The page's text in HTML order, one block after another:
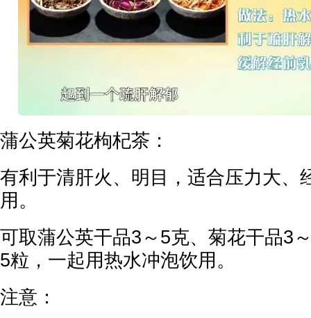
蒲公英菊花枸杞茶：
有利于清肝火、明目，适合压力大、
用。
可取蒲公英干品3～5克、菊花干品3
5粒，一起用热水冲泡饮用。
注意：